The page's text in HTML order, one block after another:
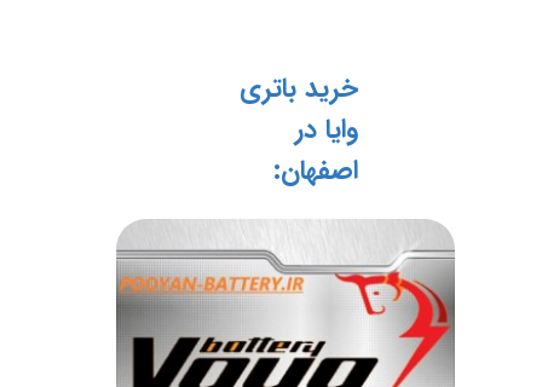
خرید باتری
وایا در
اصفهان: